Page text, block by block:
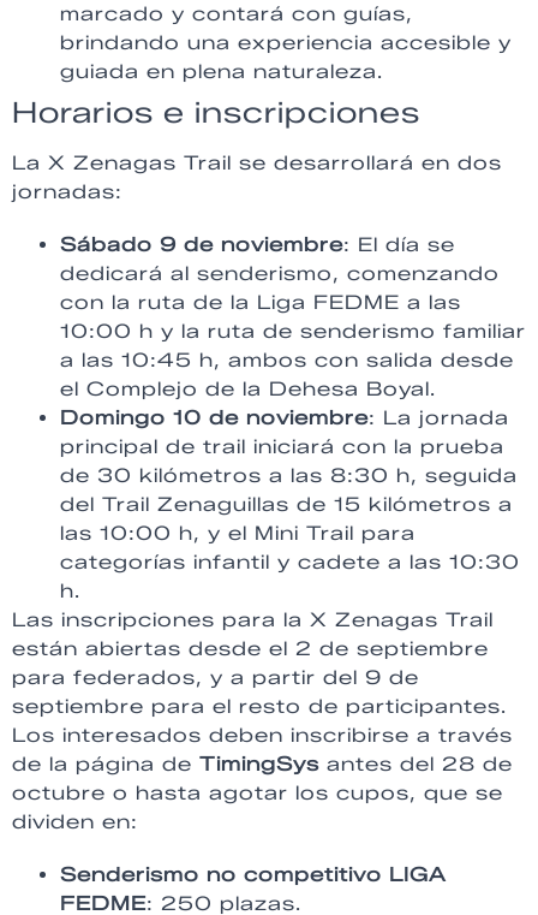
marcado y contará con guías,
brindando una experiencia accesible y
guiada en plena naturaleza.
Horarios e inscripciones
La X Zenagas Trail se desarrollará en dos
jornadas:
Sábado 9 de noviembre: El día se
dedicará al senderismo, comenzando
con la ruta de la Liga FEDME a las
10:00 h y la ruta de senderismo familiar
a las 10:45 h, ambos con salida desde
el Complejo de la Dehesa Boyal.
Domingo 10 de noviembre: La jornada
principal de trail iniciará con la prueba
de 30 kilómetros a las 8:30 h, seguida
del Trail Zenaguillas de 15 kilómetros a
las 10:00 h, y el Mini Trail para
categorías infantil y cadete a las 10:30
h.
Las inscripciones para la X Zenagas Trail
están abiertas desde el 2 de septiembre
para federados, y a partir del 9 de
septiembre para el resto de participantes.
Los interesados deben inscribirse a través
de la página de TimingSys antes del 28 de
octubre o hasta agotar los cupos, que se
dividen en:
Senderismo no competitivo LIGA
FEDME: 250 plazas.